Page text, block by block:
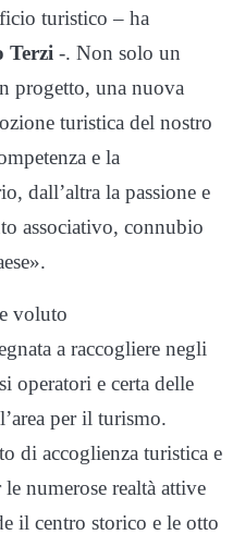
turistico – ha
Terzi -. Non solo un
progetto, una nuova
turistica del nostro
e la
dall’altra la passione e
associativo, connubio
voluto
a raccogliere negli
operatori e certa delle
per il turismo.
di accoglienza turistica e
numerose realtà attive
il centro storico e le otto